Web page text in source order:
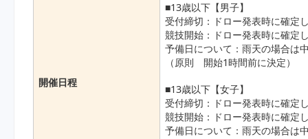
開催日程
■13歳以下【男子】
受付締切：ドロー発表時に確定
競技開始：ドロー発表時に確定
予備日について：雨天の場合は
（原則 開始1時間前に決定）
■13歳以下【女子】
受付締切：ドロー発表時に確定
競技開始：ドロー発表時に確定
予備日について：雨天の場合は